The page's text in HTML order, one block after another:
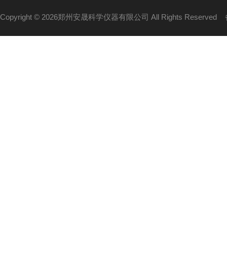
Copyright © 2026郑州安晟科学仪器有限公司 All Rights Reserved